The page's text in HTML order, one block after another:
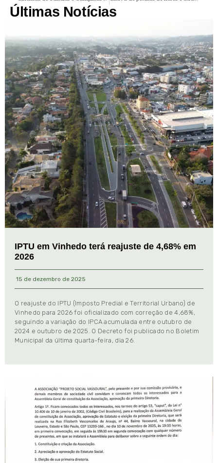
Últimas Notícias
IPTU em Vinhedo terá reajuste de 4,68% em
2026
15 de dezembro de 2025
O reajuste do IPTU (Imposto Predial e Territorial Urbano) de
Vinhedo para 2026 foi oficializado com correção de 4,68%,
seguindo a variação do IPCA acumulada entre outubro de
2024 e outubro de 2025. O Decreto foi publicado no Boletim
Municipal da última quarta-feira, dia 26.